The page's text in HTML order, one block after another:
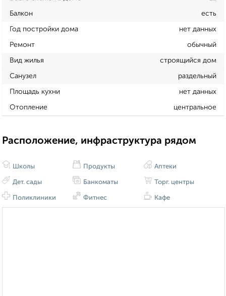
Балкон есть
Год постройки дома нет данных
Ремонт обычный
Вид жилья строящийся дом
Санузел раздельный
Площадь кухни нет данных
Отопление центральное
Расположение, инфраструктура рядом
Школы
Дет. сады
Поликлиники
Продукты
Банкоматы
Фитнес
Аптеки
Торг. центры
Кафе